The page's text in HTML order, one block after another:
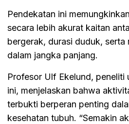
Pendekatan ini
secara lebih akurat kaitan
bergerak, durasi duduk, serta
dalam jangka panjang.
Profesor Ulf Ekelund, peneliti
ini, menjelaskan bahwa
terbukti berperan penting
kesehatan tubuh. “Semakin